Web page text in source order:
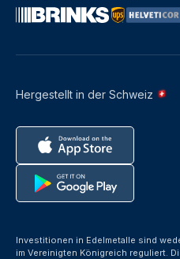
Hergestellt in der Schweiz
Investitionen in Edelmetalle sind
im Vereinigten Königreich reguliert.